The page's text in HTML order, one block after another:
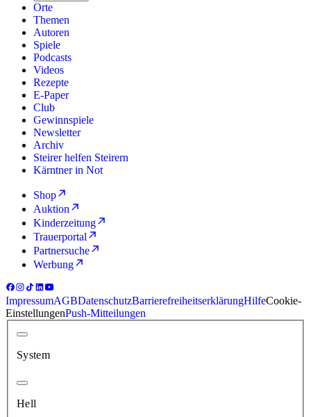
Orte
Themen
Autoren
Spiele
Podcasts
Videos
Rezepte
E-Paper
Club
Gewinnspiele
Newsletter
Archiv
Steirer helfen Steirern
Kärntner in Not
Shop
Auktion
Kinderzeitung
Trauerportal
Partnersuche
Werbung
ImpressumAGBDatenschutzBarrierefreiheitserklärungHilfeCookie-
EinstellungenPush-Mitteilungen
System
Hell